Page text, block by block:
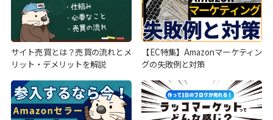
サイト売買とは？売買の流れとメ
リット・デメリットを解説
【EC特集】Amazonマーケティン
グの失敗例と対策